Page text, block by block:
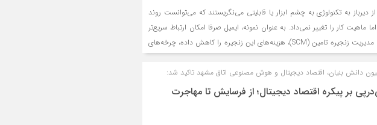
دیرباز به تکنولوژی به چشم ابزار یا قابلیتی می‌نگریستند که می‌توانست روند
اما ماهیت کار را تغییر نمی‌داد. به عنوان نمونه، ایمیل صرفا امکان ارتباط سریع‌تر
را فراهم می‌کند، یا سیستم مدیریت زنجیره‌ تامین (SCM)، هزینه‌های این زنجیره را کاهش داده، چرخه‌های
سریع و دقیق محصولات به مشتریان را تضمین می‌کند، اما هرچه می‌گذرد این
منسوخ می‌شود. به‌خصوص در سال‌های اخیر که نقش تکنولوژی در شکل‌دهی
انقلابی شده است.
دانش بنیان، اقتصاد دیجیتال و هوش مصنوعی اتاق مشهد تاکید شد:
بر پیکره اقتصاد دیجیتال؛ از فرسایش تا مهاجرت